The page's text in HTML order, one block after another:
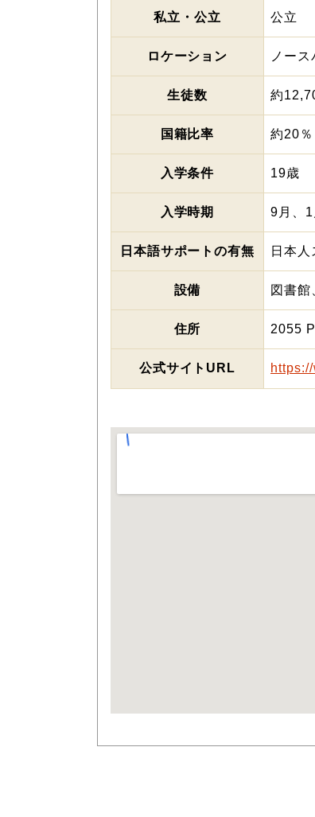
私立・公立 公立
ロケーション ノー
生徒数 約
国籍比率 約20％
入学条件 19歳
入学時期 9月、
日本語サポートの有無 日本
設備 図書
住所 2055
公式サイトURL